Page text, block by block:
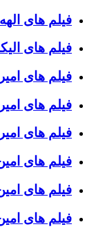
فیلم های
فیلم های
فیلم های
فیلم های
فیلم های
فیلم های
فیلم های
فیلم های